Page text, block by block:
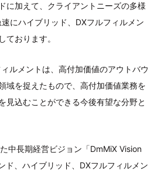
に加えて、クライアントニーズの多様
にハイブリッド、DXフルフィルメン
ております。
ルメントは、高付加価値のアウトバウ
域を捉えたもので、高付加価値業務を
見込むことができる今後有望な分野と
中長期経営ビジョン「DmMiX Vision
ド、ハイブリッド、DXフルフィルメン